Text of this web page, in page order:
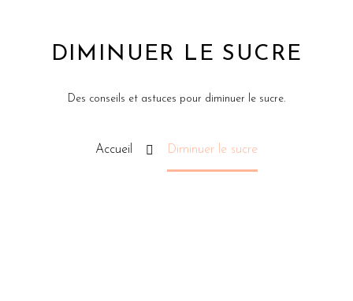
DIMINUER LE SUCRE
Des conseils et astuces pour diminuer le sucre.
Accueil Diminuer le sucre